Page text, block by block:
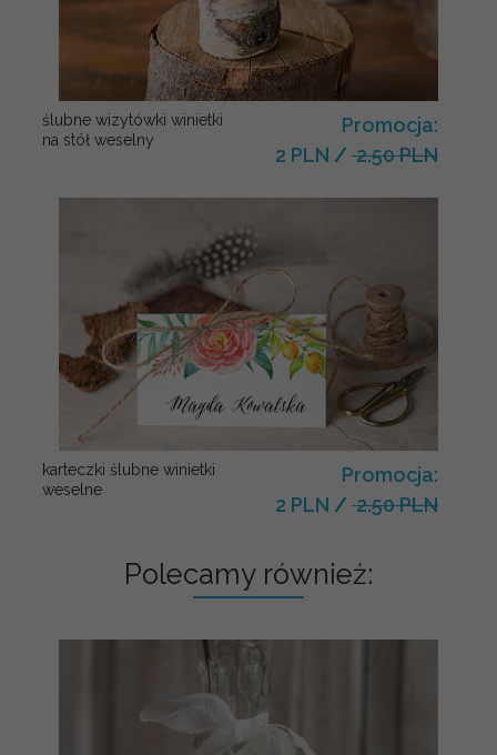
ślubne wizytówki winietki
na stół weselny
Promocja:
2 PLN / 2.50 PLN
karteczki ślubne winietki
weselne
Promocja:
2 PLN / 2.50 PLN
Polecamy również: